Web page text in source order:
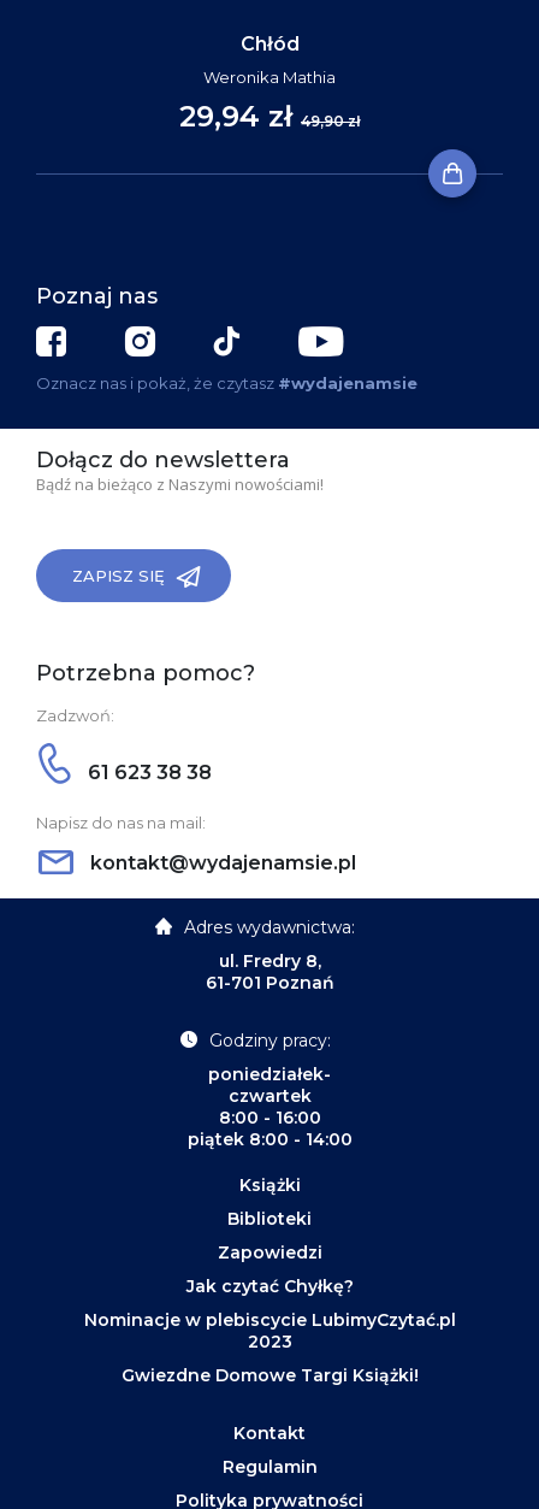
Chłód
Weronika Mathia
29,94 zł 49,90 zł
Poznaj nas
Oznacz nas i pokaż, że czytasz #wydajenamsie
Dołącz do newslettera
Bądź na bieżąco z Naszymi nowościami!
ZAPISZ SIĘ
Potrzebna pomoc?
Zadzwoń:
61 623 38 38
Napisz do nas na mail:
kontakt@wydajenamsie.pl
Adres wydawnictwa:
ul. Fredry 8,
61-701 Poznań
Godziny pracy:
poniedziałek-
czwartek
8:00 - 16:00
piątek 8:00 - 14:00
Książki
Biblioteki
Zapowiedzi
Jak czytać Chyłkę?
Nominacje w plebiscycie LubimyCzytać.pl
2023
Gwiezdne Domowe Targi Książki!
Kontakt
Regulamin
Polityka prywatności